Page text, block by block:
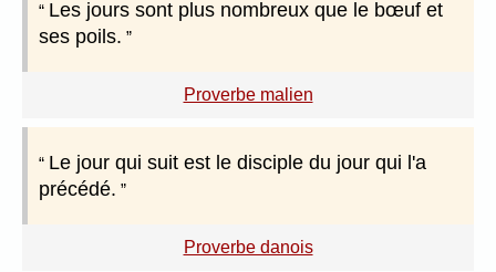
Les jours sont plus nombreux que le bœuf et
ses poils.
Proverbe malien
Le jour qui suit est le disciple du jour qui l'a
précédé.
Proverbe danois